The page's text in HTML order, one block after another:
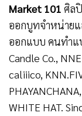
Market 101 ศิล
ออกบูทจำหน่ายแ
ออกแบบ คนทำแ
Candle Co.,
caliiico,
WHITE HAT.